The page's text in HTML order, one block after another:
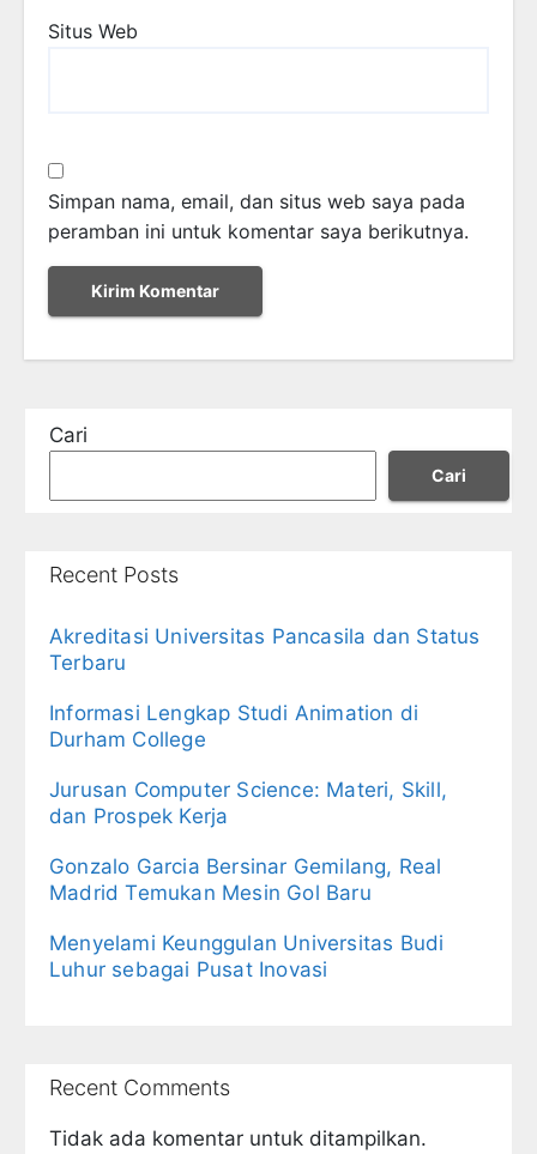
Situs Web
Simpan nama, email, dan situs web saya pada
peramban ini untuk komentar saya berikutnya.
Cari
Cari
Recent Posts
Akreditasi Universitas Pancasila dan Status
Terbaru
Informasi Lengkap Studi Animation di
Durham College
Jurusan Computer Science: Materi, Skill,
dan Prospek Kerja
Gonzalo Garcia Bersinar Gemilang, Real
Madrid Temukan Mesin Gol Baru
Menyelami Keunggulan Universitas Budi
Luhur sebagai Pusat Inovasi
Recent Comments
Tidak ada komentar untuk ditampilkan.